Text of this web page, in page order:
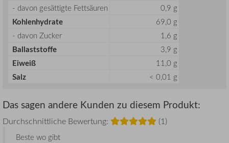
- davon gesättigte Fettsäuren 0,9 g
Kohlenhydrate
69,0 g
- davon Zucker
1,6 g
Ballaststoffe 3,9 g
Eiweiß 11,0 g
Salz < 0,01 g
Das sagen andere Kunden zu diesem Produkt:
Durchschnittliche Bewertung: (1)
Beste wo gibt